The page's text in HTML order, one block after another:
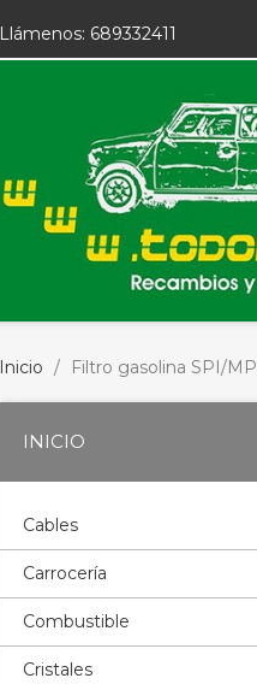
Llámenos: 689332411
Inicio Filtro gasolina SPI/MPI
INICIO
Cables
Carrocería
Combustible
Cristales